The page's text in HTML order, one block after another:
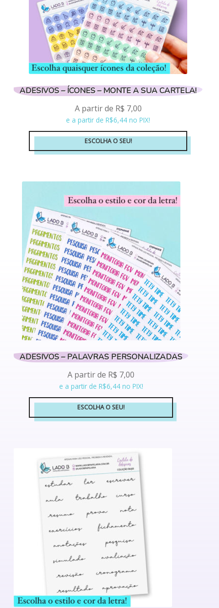
ADESIVOS – ÍCONES – MONTE A SUA CARTELA!
A partir de R$ 7,00
e a partir de R$6,44 no PIX!
ESCOLHA O SEU!
Este
variantes.
opções
podem
ser
escolhidas
na
página
do
produto
ADESIVOS – PALAVRAS PERSONALIZADAS
A partir de R$ 7,00
e a partir de R$6,44 no PIX!
ESCOLHA O SEU!
Este
várias
variantes.
podem
ser
escolhidas
na
página